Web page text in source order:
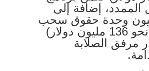
الممدد، إضافة إلى
مليون وحدة حقوق سحب
خاصة (نحو 136 مليون دولار)
مرفق الصلابة